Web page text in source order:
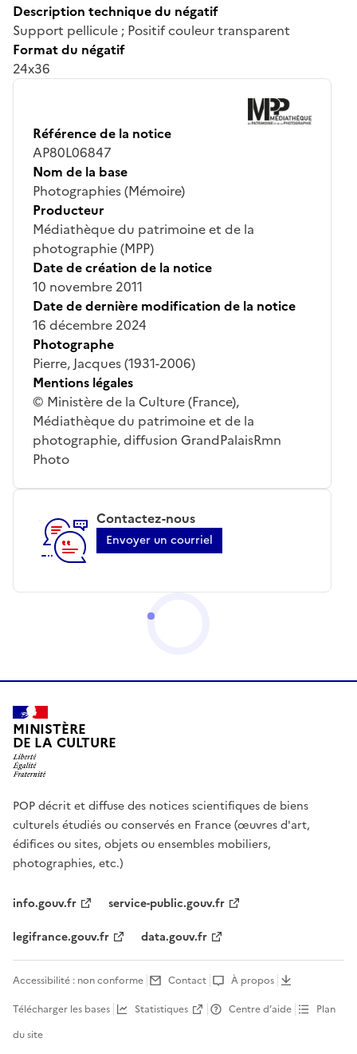
Description technique du négatif
Support pellicule ; Positif couleur transparent
Format du négatif
24x36
Référence de la notice
AP80L06847
Nom de la base
Photographies (Mémoire)
Producteur
Médiathèque du patrimoine et de la
photographie (MPP)
Date de création de la notice
10 novembre 2011
Date de dernière modification de la notice
16 décembre 2024
Photographe
Pierre, Jacques (1931-2006)
Mentions légales
© Ministère de la Culture (France),
Médiathèque du patrimoine et de la
photographie, diffusion GrandPalaisRmn
Photo
Contactez-nous
Envoyer un courriel
MINISTÈRE
DE LA CULTURE
POP décrit et diffuse des notices scientifiques de biens
culturels étudiés ou conservés en France (œuvres d'art,
édifices ou sites, objets ou ensembles mobiliers,
photographies, etc.)
info.gouv.fr
service-public.gouv.fr
legifrance.gouv.fr
data.gouv.fr
Accessibilité : non conforme Contact
À propos
Télécharger les bases
Statistiques Centre d’aide
Plan
du site